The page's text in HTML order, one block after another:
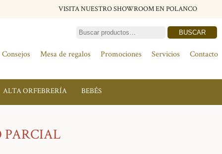
VISITA NUESTRO SHOWROOM EN POLANCO
BUSCAR
Consejos Mesa de regalos Promociones Servicios Contacto
ALTA ORFEBRERÍA BEBÉS
PARCIAL